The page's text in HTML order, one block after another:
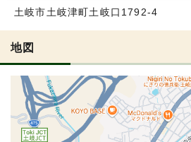
土岐市土岐津町土岐口1792-4
地図